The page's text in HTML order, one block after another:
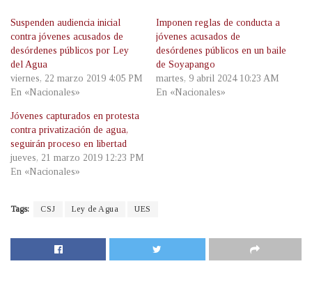
Suspenden audiencia inicial
contra jóvenes acusados de
desórdenes públicos por Ley
del Agua
viernes, 22 marzo 2019 4:05 PM
En «Nacionales»
Imponen reglas de conducta a
jóvenes acusados de
desórdenes públicos en un baile
de Soyapango
martes, 9 abril 2024 10:23 AM
En «Nacionales»
Jóvenes capturados en protesta
contra privatización de agua,
seguirán proceso en libertad
jueves, 21 marzo 2019 12:23 PM
En «Nacionales»
Tags: CSJ Ley de Agua UES